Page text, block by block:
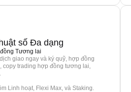
số Đa dạng
Tương lai
giao ngay và ký quỹ, hợp đồng
copy trading hợp đồng tương lai,
Linh hoạt, Flexi Max, và Staking.